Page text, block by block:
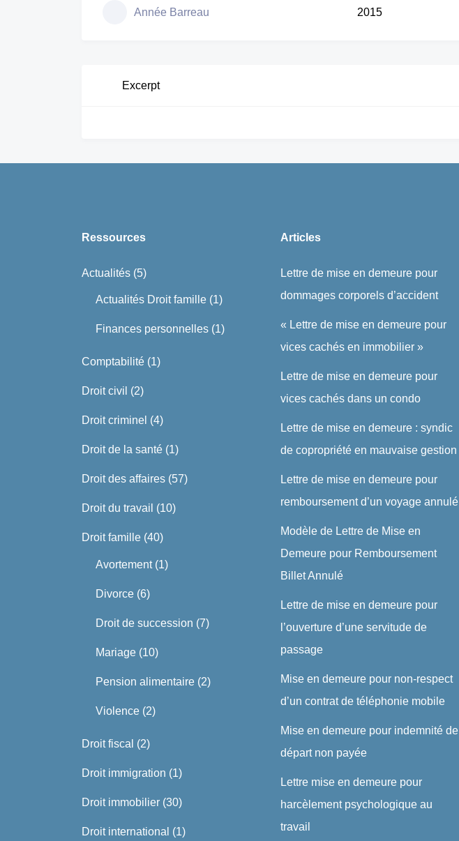
Année Barreau 2015
Excerpt
Ressources
Actualités (5)
Actualités Droit famille (1)
Finances personnelles (1)
Comptabilité (1)
Droit civil (2)
Droit criminel (4)
Droit de la santé (1)
Droit des affaires (57)
Droit du travail (10)
Droit famille (40)
Avortement(1)
Divorce (6)
Droit de succession (7)
Mariage (10)
Pension alimentaire (2)
Violence (2)
Droit fiscal (2)
Droit immigration (1)
Droit immobilier (30)
Droit international (1)
Articles
Lettre de mise en demeure pour
dommages corporels d’accident
« Lettre de mise en demeure pour
vices cachés en immobilier »
Lettre de mise en demeure pour
vices cachés dans un condo
Lettre de mise en demeure : syndic
de copropriété en mauvaise gestion
Lettre de mise en demeure pour
remboursement d’un voyage annulé
Modèle de Lettre de Mise en
Demeure pour Remboursement
Billet Annulé
Lettre de mise en demeure pour
l’ouverture d’une servitude de
passage
Mise en demeure pour non-respect
d’un contrat de téléphonie mobile
Mise en demeure pour indemnité de
départ non payée
Lettre mise en demeure pour
harcèlement psychologique au
travail